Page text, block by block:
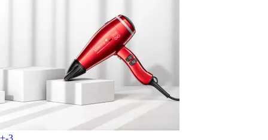
+-3